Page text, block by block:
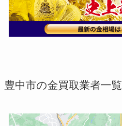
豊中市の金買取業者一覧